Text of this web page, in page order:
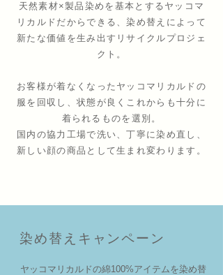
天然素材×製品染めを基本とするヤッコマ
リカルドだからできる、染め替えによって
新たな価値を生み出すリサイクルプロジェ
クト。
お客様が着なくなったヤッコマリカルドの
服を回収し、 状態が良くこれからも十分に
着られるものを選別。
国内の協力工場で洗い、丁寧に染め直し、
新しい顔の商品として生まれ変わります。
ヤッコマリカルドの綿100%アイテムを染め替
染め替えキャンペーン